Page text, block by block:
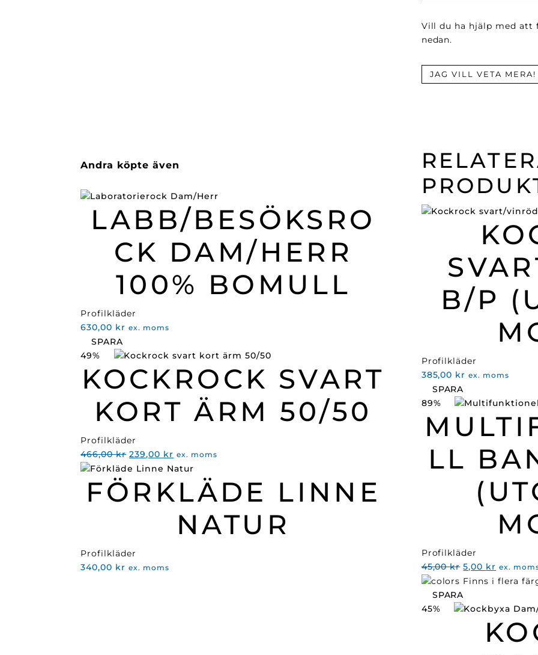
Vill du ha hjälp med att
nedan.
JAG VILL VETA MERA!
Andra köpte även
LABB/BESÖKSRO
CK DAM/HERR
100% BOMULL
Profilkläder
630,00 kr ex. moms
SPARA
49%
KOCKROCK SVART
KORT ÄRM 50/50
Profilkläder
466,00kr Det
ursprungliga
priset
var:
239,00 kr Det
nuvarande
priset
ex. moms
FÖRKLÄDE LINNE
NATUR
Profilkläder
340,00 kr ex. moms
B/P
Profilkläder
385,00 kr ex. moms
SPARA
89%
LL
Profilkläder
45,00kr Det
ursprungliga
priset
var:
45,00 kr.
5,00 kr Det
är:
5,00 kr.
ex.
Finns i flera
SPARA
45%